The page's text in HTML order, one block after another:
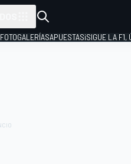
FOTOGALERÍASAPUESTAS¡SIGUE LA F1,